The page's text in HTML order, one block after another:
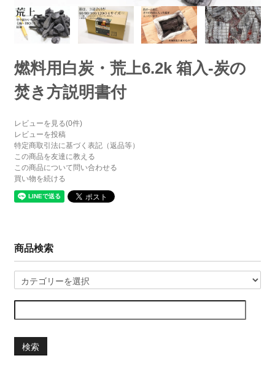
燃料用白炭・荒上6.2k 箱入-炭の
焚き方説明書付
レビューを見る(0件)
レビューを投稿
特定商取引法に基づく表記（返品等）
この商品を友達に教える
この商品について問い合わせる
買い物を続ける
商品検索
検索